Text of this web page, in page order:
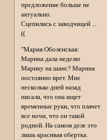
предложение больше не
актуально.
Сцепились с заводчицей ...
((
"Мария Оболенская:
Марина дала неделю
Марику на шанс? Марина
постоянно врет. Мне
несколько дней назад
писала, что она ищет
временные руки, что плачет
все ночи, что он такой
родной. На самом деле это
лишь красивая обертка.